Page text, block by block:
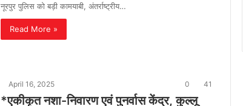
नूरपुर पुलिस को बड़ी कामयाबी, अंतर्राष्ट्रीय…
Read More »
April 16, 2025 0 41
*एकीकृत नशा-निवारण एवं पुनर्वास केंद्र, कुल्लू